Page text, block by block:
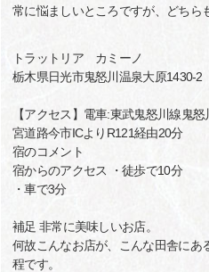
常に悩ましいところですが、どちら
トラットリア カミーノ
栃木県日光市鬼怒川温泉大原1430-2
【アクセス】電車:東武鬼怒川線鬼
宮道路今市ICよりR121経由20分
宿のコメント
宿からのアクセス ・徒歩で10分
・車で3分
補足 非常に美味しいお店。
何故こんなお店が、こんな田舎にあ
程です。